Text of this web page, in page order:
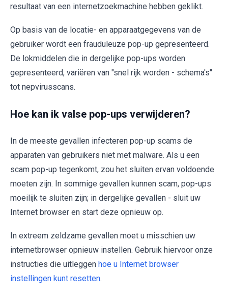
resultaat van een internetzoekmachine hebben geklikt.
Op basis van de locatie- en apparaatgegevens van de
gebruiker wordt een frauduleuze pop-up gepresenteerd.
De lokmiddelen die in dergelijke pop-ups worden
gepresenteerd, variëren van "snel rijk worden - schema's"
tot nepvirusscans.
Hoe kan ik valse pop-ups verwijderen?
In de meeste gevallen infecteren pop-up scams de
apparaten van gebruikers niet met malware. Als u een
scam pop-up tegenkomt, zou het sluiten ervan voldoende
moeten zijn. In sommige gevallen kunnen scam, pop-ups
moeilijk te sluiten zijn; in dergelijke gevallen - sluit uw
Internet browser en start deze opnieuw op.
In extreem zeldzame gevallen moet u misschien uw
internetbrowser opnieuw instellen. Gebruik hiervoor onze
instructies die uitleggen hoe u Internet browser
instellingen kunt resetten.